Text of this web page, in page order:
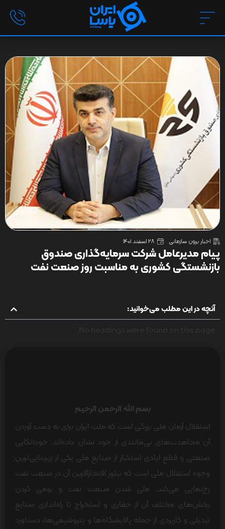
اخبار برون سازمانی 28 اسفند 1401
پیام مدیرعامل شرکت سرمایه‌گذاری صندوق
بازنشستگی کشوری به مناسبت روز صنعت نفت
آنچه در این مطلب می‌خوانید:
بسم الله الرحمن‌ الرحیم
استقلال آرمان ملی بزرگی است که ملت ایران برای به دست آوردن
آن مجاهدت‌های بی‌مانندی از خود نشان داده‌اند. خوداتکایی
صنعتی و قطع ایادی استکبار از صنایع ملی یکی از زیربنایی‌ترین
وجوه استقلال ملی است که تبلور افتخارآفرین آن در صنعت نفت
رخ‌نمایی می‌کند. ملی شدن صنعت نفت و بومی کردن
بخش‌های مختلف آن از حفاری و استخراج تا راه‌اندازی صنایع
تبدیلی و کاربردی از جمله پالایشگاه‌ها و پتروشیمی‌ها، دستاورد